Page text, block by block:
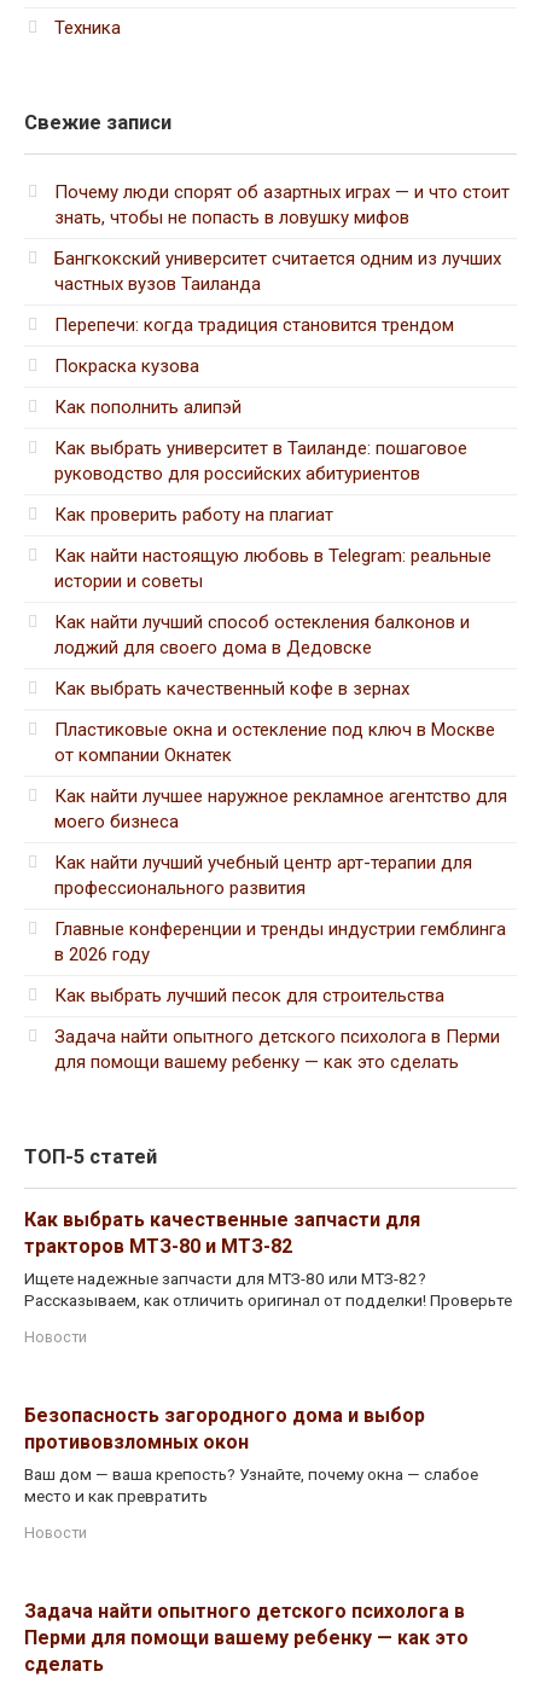
Техника
Свежие записи
Почему люди спорят об азартных играх — и что стоит
знать, чтобы не попасть в ловушку мифов
Бангкокский университет считается одним из лучших
частных вузов Таиланда
Перепечи: когда традиция становится трендом
Покраска кузова
Как пополнить алипэй
Как выбрать университет в Таиланде: пошаговое
руководство для российских абитуриентов
Как проверить работу на плагиат
Как найти настоящую любовь в Telegram: реальные
истории и советы
Как найти лучший способ остекления балконов и
лоджий для своего дома в Дедовске
Как выбрать качественный кофе в зернах
Пластиковые окна и остекление под ключ в Москве
от компании Окнатек
Как найти лучшее наружное рекламное агентство для
моего бизнеса
Как найти лучший учебный центр арт-терапии для
профессионального развития
Главные конференции и тренды индустрии гемблинга
в 2026 году
Как выбрать лучший песок для строительства
Задача найти опытного детского психолога в Перми
для помощи вашему ребенку — как это сделать
ТОП-5 статей
Как выбрать качественные запчасти для
тракторов МТЗ-80 и МТЗ-82
Ищете надежные запчасти для МТЗ-80 или МТЗ-82?
Рассказываем, как отличить оригинал от подделки! Проверьте
Новости
Безопасность загородного дома и выбор
противовзломных окон
Ваш дом — ваша крепость? Узнайте, почему окна — слабое
место и как превратить
Новости
Задача найти опытного детского психолога в
Перми для помощи вашему ребенку — как это
сделать